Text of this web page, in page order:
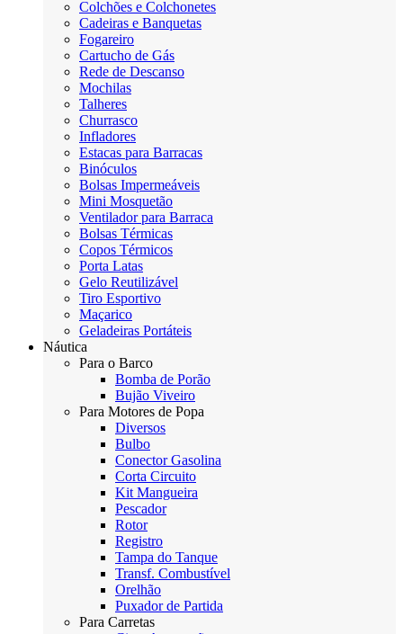
Colchões e Colchonetes
Cadeiras e Banquetas
Fogareiro
Cartucho de Gás
Rede de Descanso
Mochilas
Talheres
Churrasco
Infladores
Estacas para Barracas
Binóculos
Bolsas Impermeáveis
Mini Mosquetão
Ventilador para Barraca
Bolsas Térmicas
Copos Térmicos
Porta Latas
Gelo Reutilizável
Tiro Esportivo
Maçarico
Geladeiras Portáteis
Náutica
Para o Barco
Bomba de Porão
Bujão Viveiro
Para Motores de Popa
Diversos
Bulbo
Conector Gasolina
Corta Circuito
Kit Mangueira
Pescador
Rotor
Registro
Tampa do Tanque
Transf. Combustível
Orelhão
Puxador de Partida
Para Carretas